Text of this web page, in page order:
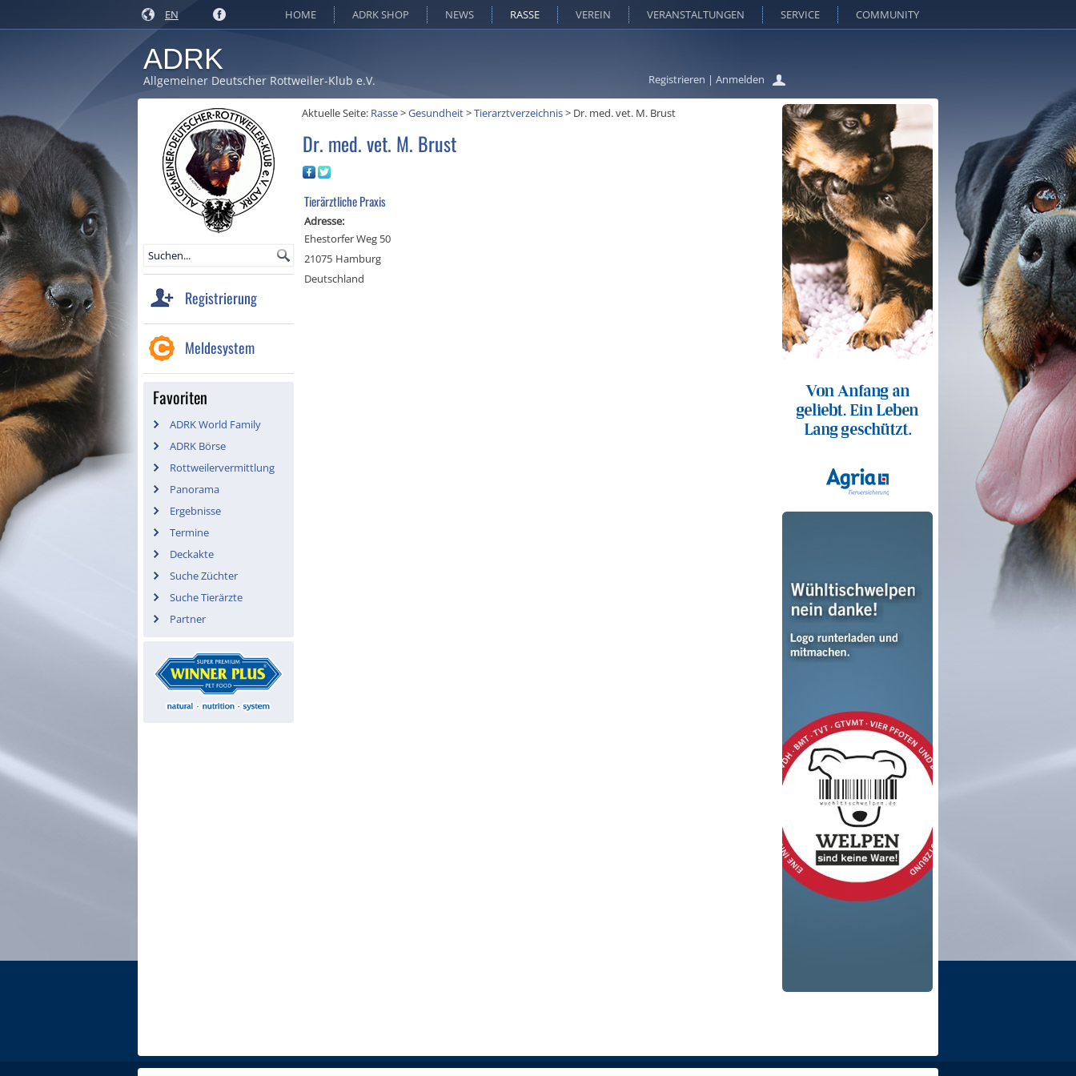
EN
Registrieren | Anmelden
HOME ADRK SHOP NEWS RASSE VEREIN VERANSTALTUNGEN SERVICE COMMUNITY
ADRK
Allgemeiner Deutscher Rottweiler-Klub e.V.
Registrierung
Meldesystem
Favoriten
ADRK World Family
ADRK Börse
Rottweilervermittlung
Panorama
Ergebnisse
Termine
Deckakte
Suche Züchter
Suche Tierärzte
Partner
Aktuelle Seite: Rasse>Gesundheit>Tierarztverzeichnis> Dr. med. vet. M. Brust
Dr. med. vet. M. Brust
Tierärztliche Praxis
Adresse:
Ehestorfer Weg 50
21075 Hamburg
Deutschland